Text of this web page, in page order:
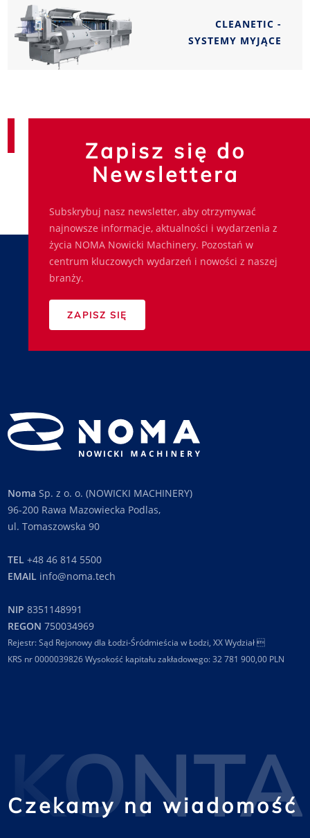
CLEANETIC -
SYSTEMY MYJĄCE
Zapisz się do
Newslettera
Subskrybuj nasz newsletter, aby otrzymywać
najnowsze informacje, aktualności i wydarzenia z
życia NOMA Nowicki Machinery. Pozostań w
centrum kluczowych wydarzeń i nowości z naszej
branży.
ZAPISZ SIĘ
Noma Sp. z o. o. (NOWICKI MACHINERY)
96-200 Rawa Mazowiecka Podlas,
ul. Tomaszowska 90
TEL +48 46 814 5500
EMAIL info@noma.tech
NIP 8351148991
REGON 750034969
Rejestr: Sąd Rejonowy dla Łodzi-Śródmieścia w Łodzi, XX Wydział 
KRS nr 0000039826 Wysokość kapitału zakładowego: 32 781 900,00 PLN
Czekamy na wiadomość